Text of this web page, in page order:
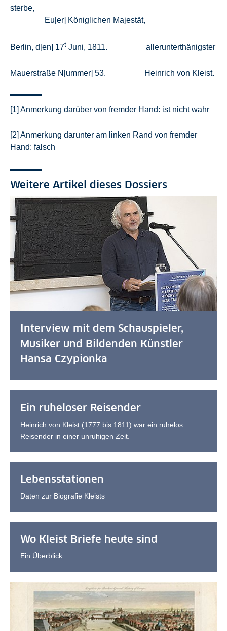
sterbe,
Eu[er] Königlichen Majestät,
Berlin, d[en] 17t Juni, 1811. allerunterthänigster
Mauerstraße N[ummer] 53. Heinrich von Kleist.
[1] Anmerkung darüber von fremder Hand: ist nicht wahr
[2] Anmerkung darunter am linken Rand von fremder
Hand: falsch
Weitere Artikel dieses Dossiers
Interview mit dem Schauspieler,
Musiker und Bildenden Künstler
Hansa Czypionka
Ein ruheloser Reisender
Heinrich von Kleist (1777 bis 1811) war ein ruhelos
Reisender in einer unruhigen Zeit.
Lebensstationen
Daten zur Biografie Kleists
Wo Kleist Briefe heute sind
Ein Überblick